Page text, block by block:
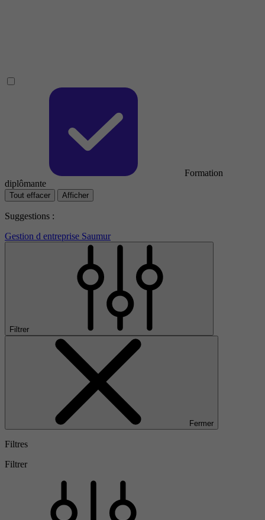
Formation
diplômante
Tout effacer Afficher
Suggestions :
Gestion d entreprise Saumur
Filtrer
Fermer
Filtres
Filtrer